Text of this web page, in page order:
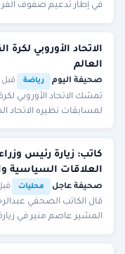
في إطار تدعيم صفوف
الاتحاد الأوروبي
العالم
صحيفة اليوم رياضة
تمسّك الاتحاد الأوروبي
لمسابقات نظيره الاتحاد
كاتب: زيارة رئيس
العلاقات السياسية
صحيفة عاجل محليات
قال الكاتب الصحفي
المشير عاصم منير في